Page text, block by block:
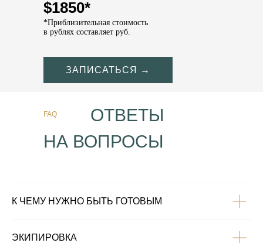
$1850*
ЗАПИСАТЬСЯ →
*Приблизительная стоимость
в рублях составляет руб.
ОТВЕТЫ
НА ВОПРОСЫ
FAQ
К ЧЕМУ НУЖНО БЫТЬ ГОТОВЫМ
ЭКИПИРОВКА